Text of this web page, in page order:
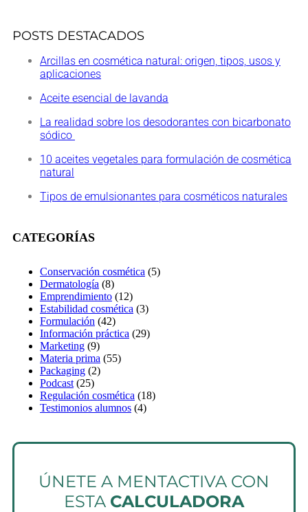
POSTS DESTACADOS
Arcillas en cosmética natural: origen, tipos, usos y
aplicaciones
Aceite esencial de lavanda
La realidad sobre los desodorantes con bicarbonato
sódico
10 aceites vegetales para formulación de cosmética
natural
Tipos de emulsionantes para cosméticos naturales
CATEGORÍAS
Conservación cosmética (5)
Dermatología (8)
Emprendimiento (12)
Estabilidad cosmética (3)
Formulación (42)
Información práctica (29)
Marketing (9)
Materia prima (55)
Packaging (2)
Podcast (25)
Regulación cosmética (18)
Testimonios alumnos (4)
ÚNETE A MENTACTIVA CON
ESTA CALCULADORA